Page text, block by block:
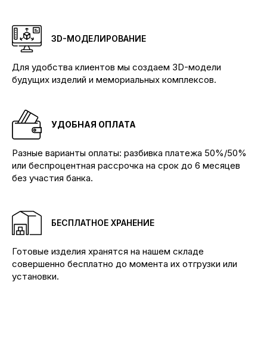
3D-МОДЕЛИРОВАНИЕ
Для удобства клиентов мы создаем 3D-модели
будущих изделий и мемориальных комплексов.
УДОБНАЯ ОПЛАТА
Разные варианты оплаты: разбивка платежа 50%/50%
или беспроцентная рассрочка на срок до 6 месяцев
без участия банка.
БЕСПЛАТНОЕ ХРАНЕНИЕ
Готовые изделия хранятся на нашем складе
совершенно бесплатно до момента их отгрузки или
установки.
КАТАЛОГ
КОНТАКТЫ
Телефоны:
+7 (904) 894-02-22 Дивногорск
Наши адреса:
Красноярск, ул. 4-я Шинная
Дивногорск, ул. Заводская, 1д/1
Производим памятники и мемориальные